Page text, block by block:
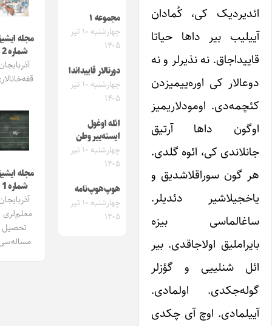
کی، کُمادان
بیر داها حیاتا
نه نذیرلر و نه
کی اوره‌ییمیزدن
اومودلاریمیز
داها آرتیق
کی، ائوه گلدی.
گون سوراقلاشدیق و
دئدیلر.
بیزه
اولاجاقدی. بیر
شنلییی و گؤزلر
اولمادی.
اوچ آی چکدی
مجموعه ۱
چهارشنبه ۱۰ تیر
دورنالار قاییداندا
چهارشنبه ۱۰ تیر
ائله اوغول
ایسته‌ییر وطن
چهارشنبه ۱۰ تیر
هوپ‌هوپ‌نامه
چهارشنبه ۱۰ تیر
مجله ایشیق
شماره 2
آذربایجان
قفه‌خانالاری
مجله ایشیق
شماره 1
آذربایجان
معلم‌لری و
تحصیل
مساله‌سی